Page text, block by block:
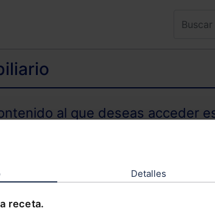
Detalles
receta.
al que deseas acceder